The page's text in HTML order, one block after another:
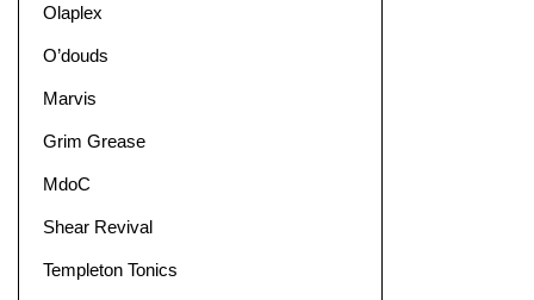
Olaplex
O’douds
Marvis
Grim Grease
MdoC
Shear Revival
Templeton Tonics